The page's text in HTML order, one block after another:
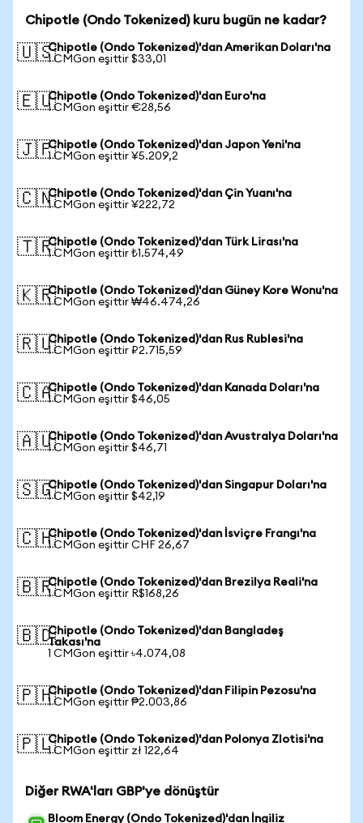
Chipotle (Ondo Tokenized) kuru bugün ne kadar?
🇺🇸Chipotle (Ondo Tokenized)'dan Amerikan Doları'na
1 CMGon eşittir $33,01
🇪🇺Chipotle (Ondo Tokenized)'dan Euro'na
1 CMGon eşittir €28,56
🇯🇵Chipotle (Ondo Tokenized)'dan Japon Yeni'na
1 CMGon eşittir ¥5.209,2
🇨🇳Chipotle (Ondo Tokenized)'dan Çin Yuanı'na
1 CMGon eşittir ¥222,72
🇹🇷Chipotle (Ondo Tokenized)'dan Türk Lirası'na
1 CMGon eşittir ₺1.574,49
🇰🇷Chipotle (Ondo Tokenized)'dan Güney Kore Wonu'na
1 CMGon eşittir ₩46.474,26
🇷🇺Chipotle (Ondo Tokenized)'dan Rus Rublesi'na
1 CMGon eşittir ₽2.715,59
🇨🇦Chipotle (Ondo Tokenized)'dan Kanada Doları'na
1 CMGon eşittir $46,05
🇦🇺Chipotle (Ondo Tokenized)'dan Avustralya Doları'na
1 CMGon eşittir $46,71
🇸🇬Chipotle (Ondo Tokenized)'dan Singapur Doları'na
1 CMGon eşittir $42,19
🇨🇭Chipotle (Ondo Tokenized)'dan İsviçre Frangı'na
1 CMGon eşittir CHF 26,67
🇧🇷Chipotle (Ondo Tokenized)'dan Brezilya Reali'na
1 CMGon eşittir R$168,26
🇧🇩Chipotle (Ondo Tokenized)'dan Bangladeş
Takası'na
1 CMGon eşittir ৳4.074,08
🇵🇭Chipotle (Ondo Tokenized)'dan Filipin Pezosu'na
1 CMGon eşittir ₱2.003,86
🇵🇱Chipotle (Ondo Tokenized)'dan Polonya Zlotisi'na
1 CMGon eşittir zł 122,64
Diğer RWA'ları GBP'ye dönüştür
Bloom Energy (Ondo Tokenized)'dan İngiliz